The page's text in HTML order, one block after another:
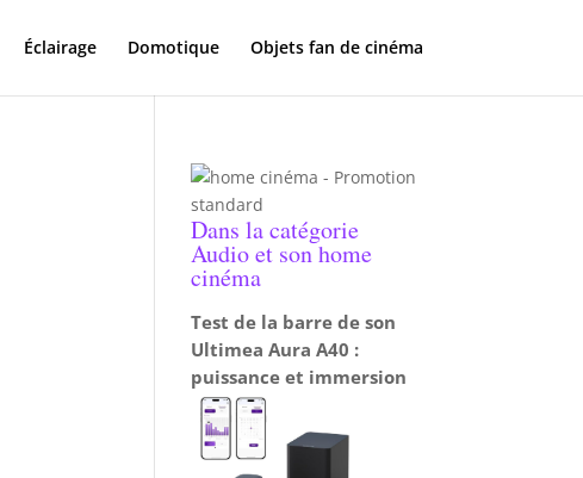
Éclairage Domotique Objets fan de cinéma
Dans la catégorie
Audio et son home
cinéma
Test de la barre de son
Ultimea Aura A40 :
puissance et immersion